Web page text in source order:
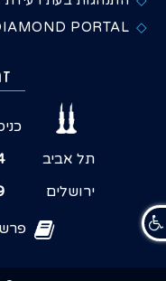
PORTAL
תל אביב
ירושלים